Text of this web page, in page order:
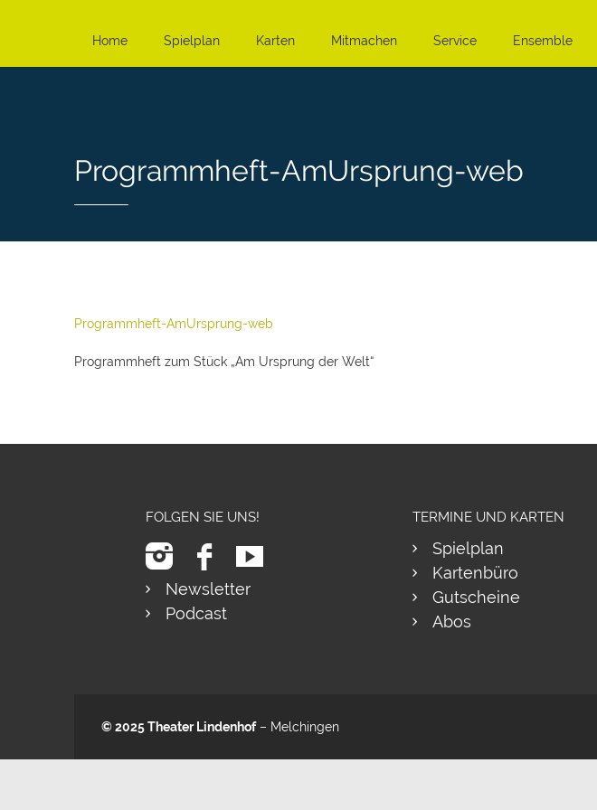
Home Spielplan Karten Mitmachen Service Ensemble
Programmheft-AmUrsprung-web
Programmheft-AmUrsprung-web
Programmheft zum Stück „Am Ursprung der Welt“
FOLGEN SIE UNS!
Newsletter
Podcast
TERMINE UND KARTEN
Spielplan
Kartenbüro
Gutscheine
Abos
© 2025Theater Lindenhof– Melchingen